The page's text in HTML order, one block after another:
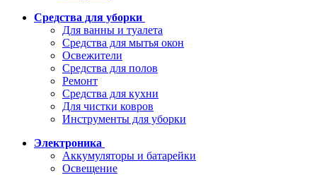
Средства для уборки
Для ванны и туалета
Средства для мытья окон
Освежители
Средства для полов
Ремонт
Средства для кухни
Для чистки ковров
Инструменты для уборки
Электроника
Аккумуляторы и батарейки
Освещение